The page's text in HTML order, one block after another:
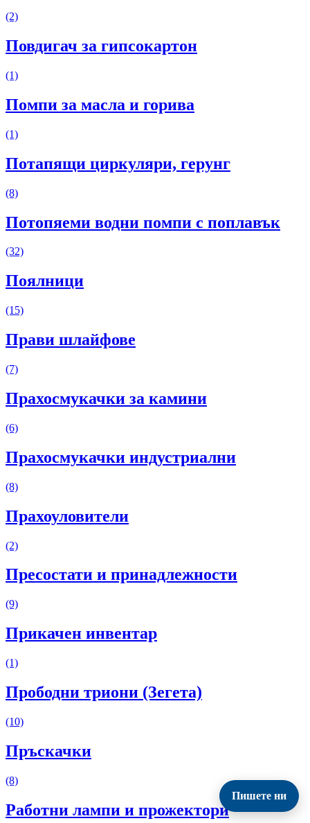
(2)
Повдигач за гипсокартон
(1)
Помпи за масла и горива
(1)
Потапящи циркуляри, герунг
(8)
Потопяеми водни помпи с поплавък
(32)
Поялници
(15)
Прави шлайфове
(7)
Прахосмукачки за камини
(6)
Прахосмукачки индустриални
(8)
Прахоуловители
(2)
Пресостати и принадлежности
(9)
Прикачен инвентар
(1)
Прободни триони (Зегета)
(10)
Пръскачки
(8)
Работни лампи и прожектори
Пишете ни